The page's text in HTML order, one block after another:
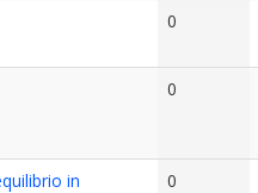
0
0
in
0